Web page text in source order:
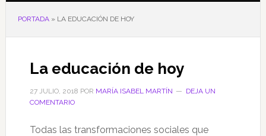
PORTADA» LA EDUCACIÓN DE HOY
La educación de hoy
27 JULIO, 2018 POR MARÍA ISABEL MARTÍN
DEJA UN
COMENTARIO
Todas las transformaciones sociales que